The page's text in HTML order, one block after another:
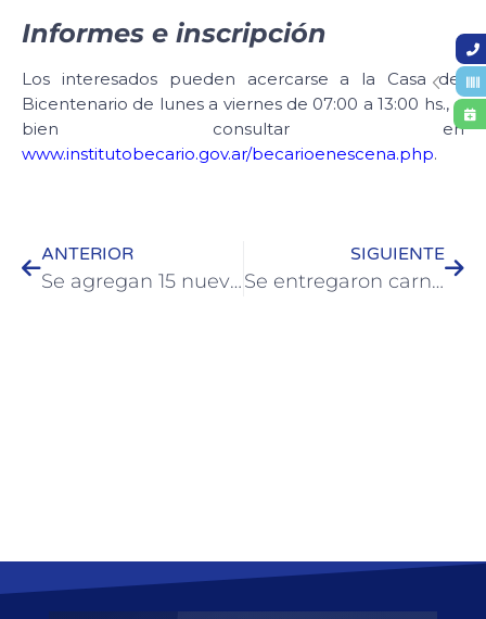
Informes e inscripción
Los interesados pueden acercarse a la Casa del
Bicentenario de lunes a viernes de 07:00 a 13:00 hs., o
bien consultar en
www.institutobecario.gov.ar/becarioenescena.php.
ANTERIOR
Se agregan 15 nuevas cámaras de seguridad al Centro de Monitoreo de Colón
SIGUIENTE
Se entregaron carnets de manipulación de alimentos a estudiantes del Centro Educativo “El Solar”